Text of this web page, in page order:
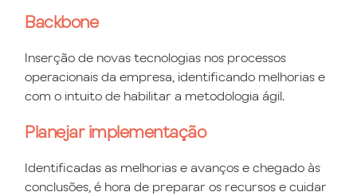
Backbone
Inserção de novas tecnologias nos processos
operacionais da empresa, identificando melhorias e
com o intuito de habilitar a metodologia ágil.
Planejar implementação
Identificadas as melhorias e avanços e chegado às
conclusões, é hora de preparar os recursos e cuidar